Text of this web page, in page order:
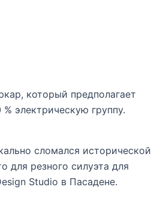
который предполагает
электрическую группу.
сломался исторической
для резного силуэта для
Studio в Пасадене.